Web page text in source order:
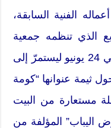
الفنية السابقة،
الذي تنظمه جمعية
الفنون الجميلة بلندن وقد افتتح في 24 يونيو ليستمرّ إلى
يتمحور حول ثيمة عنوانها “كومة
مستعارة من البيت
اليباب” المؤلفة من